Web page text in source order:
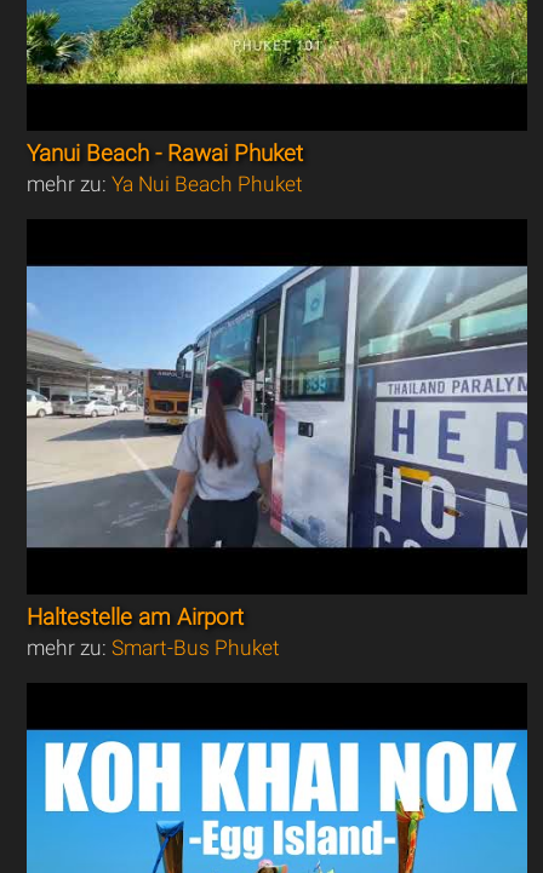
Yanui Beach - Rawai Phuket
mehr zu:Ya Nui Beach Phuket
Haltestelle am Airport
mehr zu:Smart-Bus Phuket